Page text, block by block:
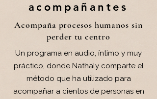
acompañantes
Acompaña procesos humanos sin
perder tu centro
Un programa en audio, íntimo y muy
práctico, donde Nathaly comparte el
método que ha utilizado para
acompañar a cientos de personas en